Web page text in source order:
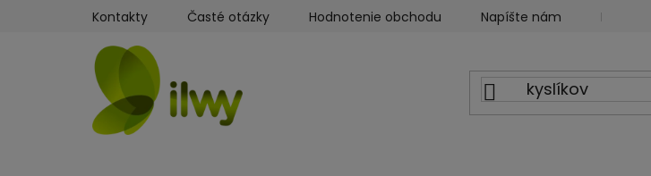
Kontakty Časté otázky Hodnotenie obchodu Napíšte nám Blog ILWY